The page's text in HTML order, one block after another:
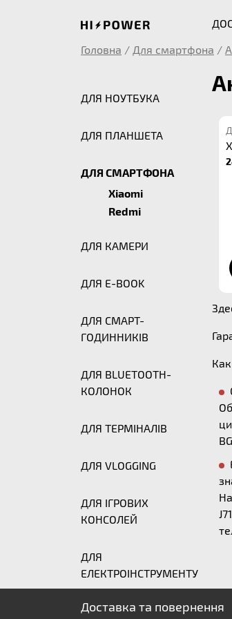
Головна / Для смартфона /
ДЛЯ НОУТБУКА
ДЛЯ ПЛАНШЕТА
ДЛЯ СМАРТФОНА
Xiaomi
Redmi
ДЛЯ КАМЕРИ
ДЛЯ E-BOOK
ДЛЯ СМАРТ-
ГОДИННИКІВ
ДЛЯ BLUETOOTH-
КОЛОНОК
ДЛЯ ТЕРМІНАЛІВ
ДЛЯ VLOGGING
ДЛЯ ІГРОВИХ
КОНСОЛЕЙ
ДЛЯ
ЕЛЕКТРОІНСТРУМЕНТУ
Доставка та повернення